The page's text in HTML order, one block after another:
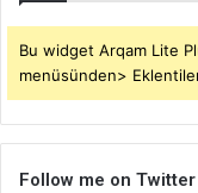
Bu widget Arqam Lite
menüsünden>
Follow me on Twitter